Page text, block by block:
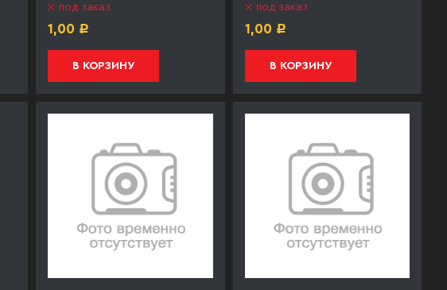
под заказ
1,00 Р
В КОРЗИНУ
под заказ
1,00 Р
В КОРЗИНУ